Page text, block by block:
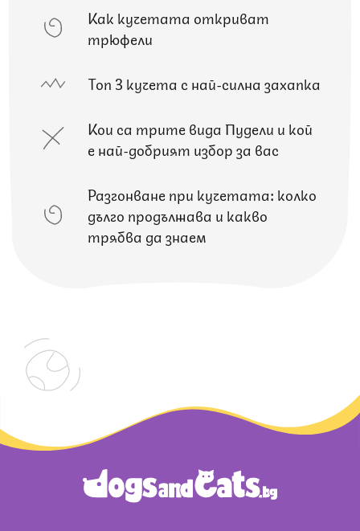
Как кучетата откриват
трюфели
Топ 3 кучета с най-силна захапка
Кои са трите вида Пудели и кой
е най-добрият избор за вас
Разгонване при кучетата: колко
дълго продължава и какво
трябва да знаем